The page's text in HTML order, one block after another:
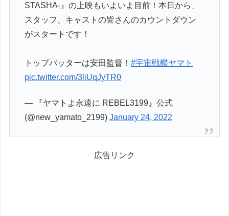
STASHA-』の上映もいよいよ目前！本日から、
スタッフ、キャストの皆さんのカウントダウン
がスタートです！
トップバッターは安田監督！#宇宙戦艦ヤマト
pic.twitter.com/3liUqJyTR0
— 『ヤマトよ永遠に REBEL3199』公式
(@new_yamato_2199)January 24, 2022
広告リンク